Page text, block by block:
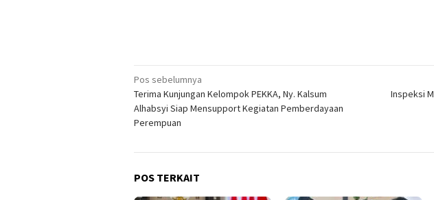
Navigasi
pos
Pos sebelumnya
Terima Kunjungan Kelompok PEKKA, Ny. Kalsum
Alhabsyi Siap Mensupport Kegiatan Pemberdayaan
Perempuan
Inspeksi
POS TERKAIT